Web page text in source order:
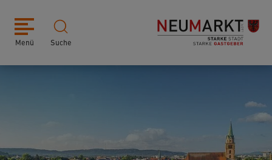
Menü Suche